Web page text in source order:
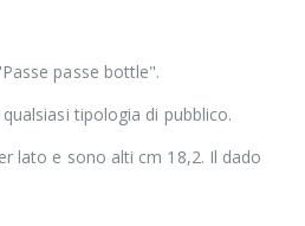
passe bottle".
tipologia di pubblico.
lato e sono alti cm 18,2. Il dado